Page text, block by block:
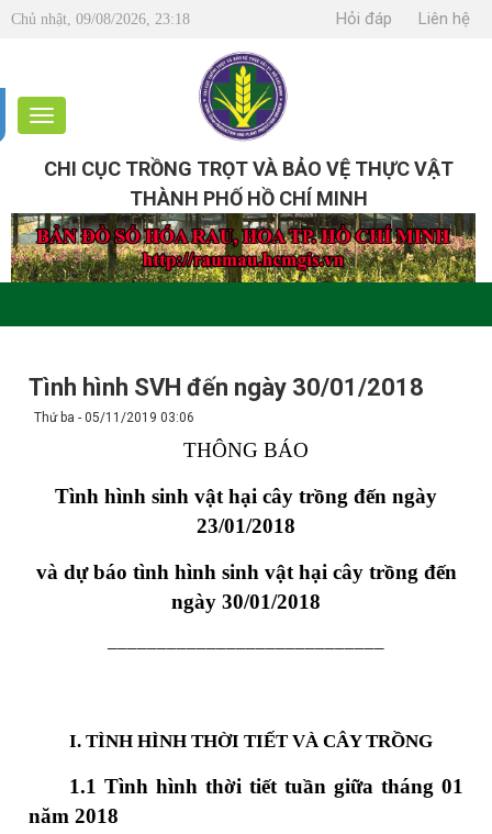
Chủ nhật, 09/08/2026, 23:18 Hỏi đáp Liên hệ
CHI CỤC TRỒNG TRỌT VÀ BẢO VỆ THỰC VẬT
THÀNH PHỐ HỒ CHÍ MINH
Tình hình SVH đến ngày 30/01/2018
Thứ ba - 05/11/2019 03:06
THÔNG BÁO
Tình hình sinh vật hại cây trồng đến ngày
23/01/2018
và dự báo tình hình sinh vật hại cây trồng đến
ngày 30/01/2018
I.TÌNH HÌNH THỜI TIẾT VÀ CÂY TRỒNG
1.1 Tình hình thời tiết tuần giữa tháng 01
năm 2018